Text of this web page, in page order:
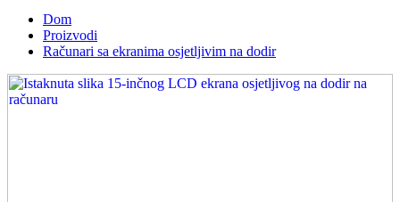
Dom
Proizvodi
Računari sa ekranima osjetljivim na dodir